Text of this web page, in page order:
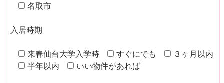
名取市
入居時期
来春仙台大学入学時 すぐにでも
３ヶ月以内
半年以内
いい物件があれば